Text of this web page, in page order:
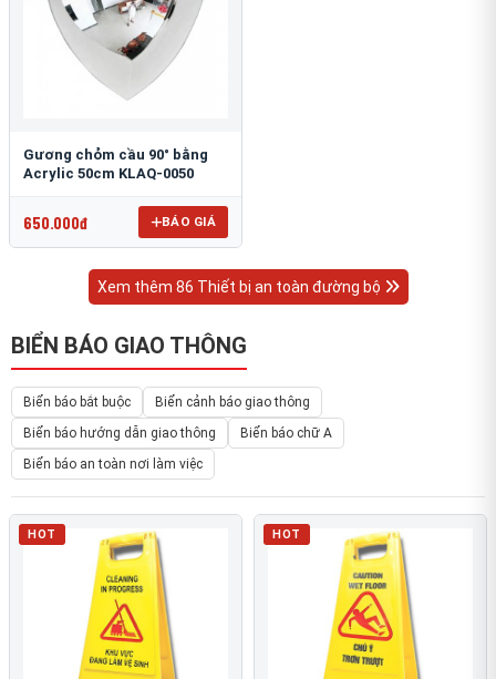
Gương chỏm cầu 90° bằng
Acrylic 50cm KLAQ-0050
650.000đ BÁO GIÁ
Xem thêm 86 Thiết bị an toàn đường bộ
BIỂN BÁO GIAO THÔNG
Biển báo bắt buộc
Biển cảnh báo giao thông
Biển báo hướng dẫn giao thông
Biển báo chữ A
Biển báo an toàn nơi làm việc
HOT HOT